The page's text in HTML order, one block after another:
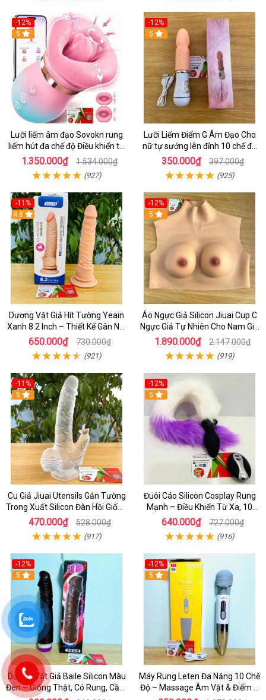
-12%
5
Lưỡi liếm âm đạo Sovokn rung
liếm hút đa chế độ Điều khiển từ
xa qua app
1.350.000₫ 1.534.000₫
(927)
-12%
5
Lưỡi Liếm Điểm G Âm Đạo Cho
nữ tự sướng lên đỉnh 10 chế độ
rung giá tốt
350.000₫ 397.000₫
(925)
-11%
4.8
Dương Vật Giả Hít Tường Yeain
Xanh 8.2 Inch – Thiết Kế Gân Nổi
Chân Thật
650.000₫ 730.000₫
(921)
-12%
5
Áo Ngực Giả Silicon Jiuai Cup C
Ngực Giả Tự Nhiên Cho Nam Giả
Gái, Drag Queen
1.890.000₫ 2.147.000₫
(919)
-11%
5
Cu Giả Jiuai Utensils Gắn Tường
Trong Xuất Silicon Đàn Hồi Giống
Thật
470.000₫ 528.000₫
(917)
-12%
5
Đuôi Cáo Silicon Cosplay Rung
Mạnh – Điều Khiển Từ Xa, 10
Chế Độ Cực Kích Thích
640.000₫ 727.000₫
(916)
-12%
5
Dương Vật Giả Baile Silicon Màu
Đen – Giống Thật, Có Rung, Cầm
-12%
5
Máy Rung Leten Đa Năng 10 Chế
Độ – Massage Âm Vật & Điểm G